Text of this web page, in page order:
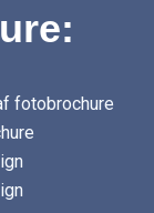
fotobrochure